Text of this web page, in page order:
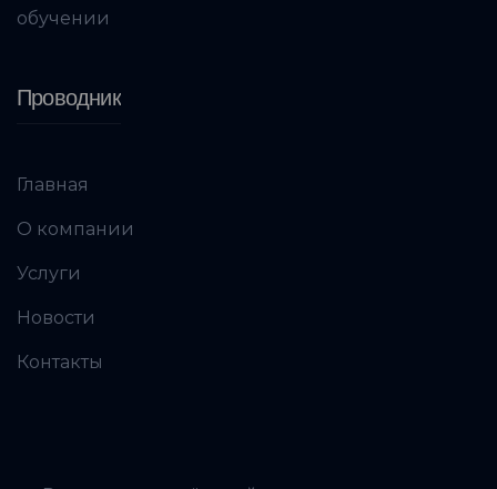
обучении
Проводник
Главная
О компании
Услуги
Новости
Контакты